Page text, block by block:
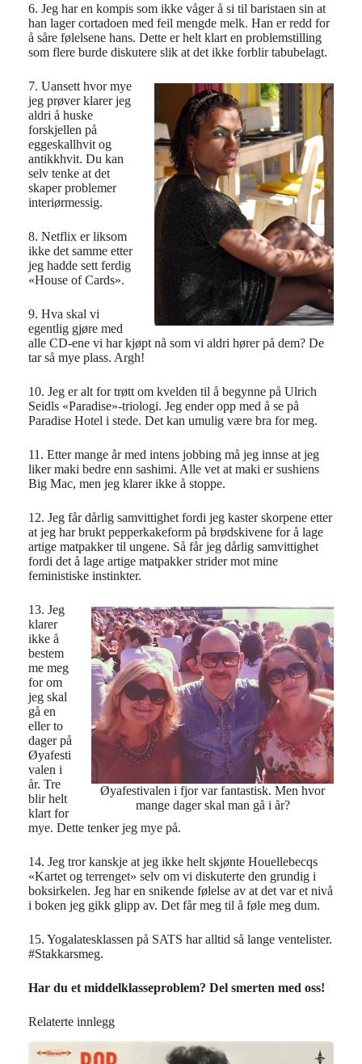
6. Jeg har en kompis som ikke våger å si til baristaen sin at
han lager cortadoen med feil mengde melk. Han er redd for
å såre følelsene hans. Dette er helt klart en problemstilling
som flere burde diskutere slik at det ikke forblir tabubelagt.
7. Uansett hvor mye
jeg prøver klarer jeg
aldri å huske
forskjellen på
eggeskallhvit og
antikkhvit. Du kan
selv tenke at det
skaper problemer
interiørmessig.
8. Netflix er liksom
ikke det samme etter
jeg hadde sett ferdig
«House of Cards».
9. Hva skal vi
egentlig gjøre med
alle CD-ene vi har kjøpt nå som vi aldri hører på dem? De
tar så mye plass. Argh!
10. Jeg er alt for trøtt om kvelden til å begynne på Ulrich
Seidls «Paradise»-triologi. Jeg ender opp med å se på
Paradise Hotel i stede. Det kan umulig være bra for meg.
11. Etter mange år med intens jobbing må jeg innse at jeg
liker maki bedre enn sashimi. Alle vet at maki er sushiens
Big Mac, men jeg klarer ikke å stoppe.
12. Jeg får dårlig samvittighet fordi jeg kaster skorpene etter
at jeg har brukt pepperkakeform på brødskivene for å lage
artige matpakker til ungene. Så får jeg dårlig samvittighet
fordi det å lage artige matpakker strider mot mine
feministiske instinkter.
Øyafestivalen i fjor var fantastisk. Men hvor
mange dager skal man gå i år?
13. Jeg
klarer
ikke å
bestem
me meg
for om
jeg skal
gå en
eller to
dager på
Øyafesti
valen i
år. Tre
blir helt
klart for
mye. Dette tenker jeg mye på.
14. Jeg tror kanskje at jeg ikke helt skjønte Houellebecqs
«Kartet og terrenget» selv om vi diskuterte den grundig i
boksirkelen. Jeg har en snikende følelse av at det var et nivå
i boken jeg gikk glipp av. Det får meg til å føle meg dum.
15. Yogalatesklassen på SATS har alltid så lange ventelister.
#Stakkarsmeg.
Har du et middelklasseproblem? Del smerten med oss!
Relaterte innlegg